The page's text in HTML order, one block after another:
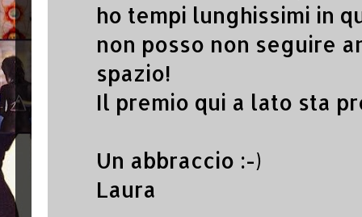
ho tempi lunghissimi in
non posso non seguire
spazio!
Il premio qui a lato sta
Un abbraccio :-)
Laura